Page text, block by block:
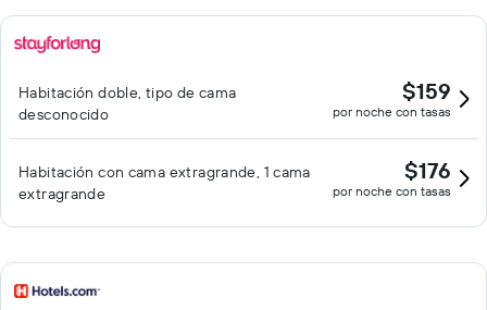
Habitación doble, tipo de cama
desconocido
$159
por noche con tasas
Habitación con cama extragrande, 1 cama
extragrande
$176
por noche con tasas